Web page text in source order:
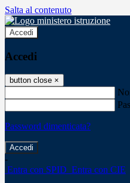
Salta al contenuto
Accedi
Accedi
button close ×
Password dimenticata?
-
Entra con SPID Entra con CIE